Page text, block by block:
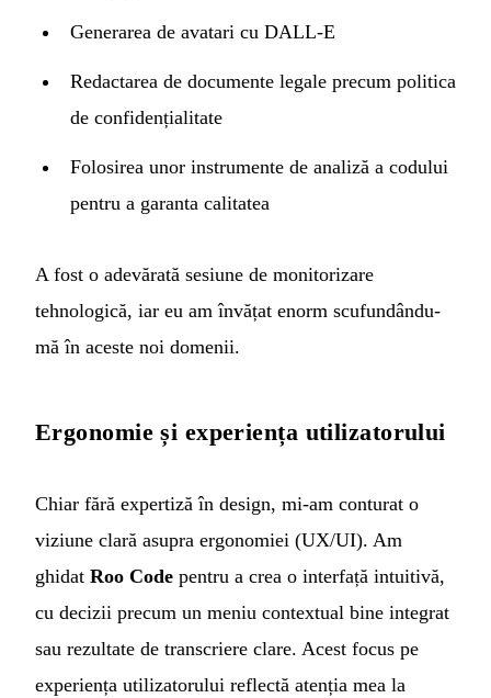
Generarea de avatari cu DALL-E
Redactarea de documente legale precum politica
de confidențialitate
Folosirea unor instrumente de analiză a codului
pentru a garanta calitatea
A fost o adevărată sesiune de monitorizare
tehnologică, iar eu am învățat enorm scufundându-
mă în aceste noi domenii.
Ergonomie și experiența utilizatorului
Chiar fără expertiză în design, mi-am conturat o
viziune clară asupra ergonomiei (UX/UI). Am
ghidat Roo Code pentru a crea o interfață intuitivă,
cu decizii precum un meniu contextual bine integrat
sau rezultate de transcriere clare. Acest focus pe
experiența utilizatorului reflectă atenția mea la